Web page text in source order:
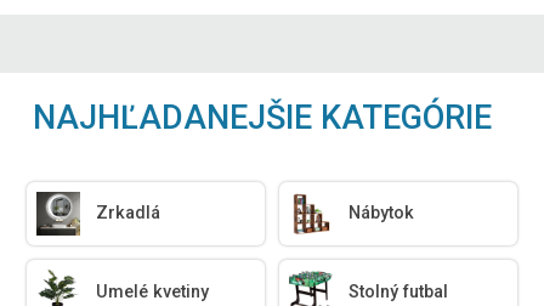
NAJHĽADANEJŠIE KATEGÓRIE
Zrkadlá Nábytok
Umelé kvetiny Stolný futbal